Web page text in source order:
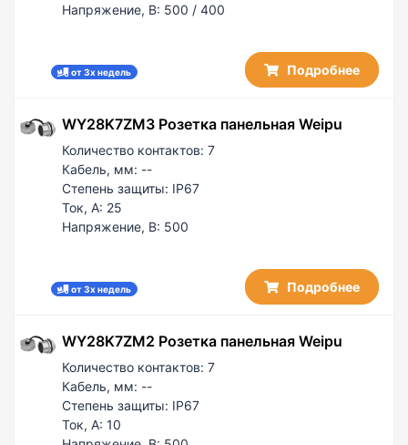
Напряжение, В: 500 / 400
от 3х недель Подробнее
WY28K7ZM3 Розетка панельная Weipu
Количество контактов: 7
Кабель, мм: --
Степень защиты: IP67
Ток, А: 25
Напряжение, В: 500
от 3х недель Подробнее
WY28K7ZM2 Розетка панельная Weipu
Количество контактов: 7
Кабель, мм: --
Степень защиты: IP67
Ток, А: 10